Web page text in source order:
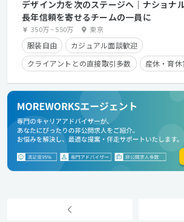
デザイン力を次のステージへ｜ナショナ
長年信頼を寄せるチームの一員に
350万~550万 東京
服装自由
カジュアル面談歓迎
クライアントとの直接取引多数
産休・育
残業手当有り
時短勤務有り 学歴不問